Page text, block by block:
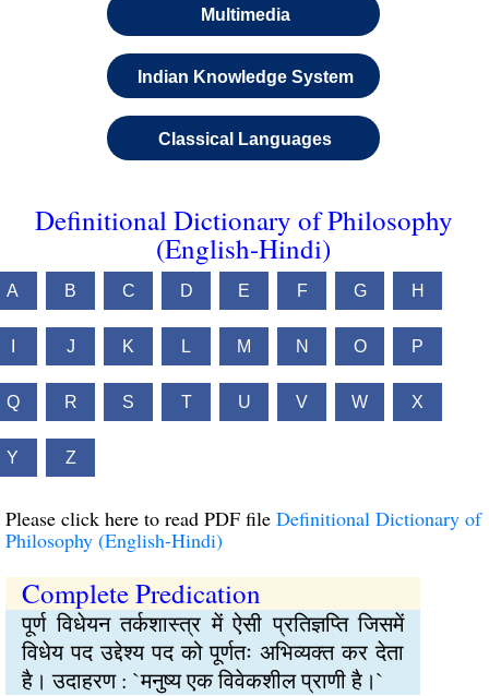
Multimedia
Indian Knowledge System
Classical Languages
Definitional Dictionary of Philosophy
(English-Hindi)
A B C D E F G H
J K L M N O P
Q R S T U V W X
Y Z
Please click here to read PDF file Definitional Dictionary of
Philosophy (English-Hindi)
Complete Predication
पूर्ण विधेयन तर्कशास्त्र में ऐसी प्रतिज्ञप्ति जिसमें
विधेय पद उद्देश्य पद को पूर्णतः अभिव्यक्त कर देता
है। उदाहरण : `मनुष्य एक विवेकशील प्राणी है।`